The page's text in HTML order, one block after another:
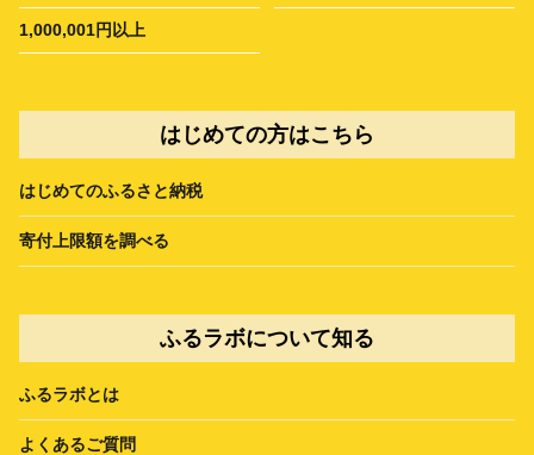
1,000,001円以上
はじめての方はこちら
はじめてのふるさと納税
寄付上限額を調べる
ふるラボについて知る
ふるラボとは
よくあるご質問